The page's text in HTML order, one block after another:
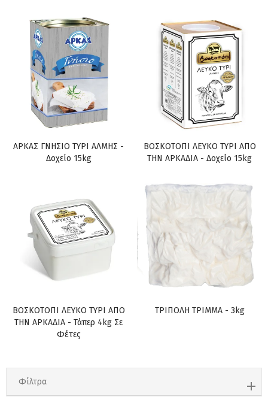
ΑΡΚΑΣ ΓΝΗΣΙΟ ΤΥΡΙ ΑΛΜΗΣ -
Δοχείο 15kg
ΒΟΣΚΟΤΟΠΙ ΛΕΥΚΟ ΤΥΡΙ ΑΠΟ
ΤΗΝ ΑΡΚΑΔΙΑ - Δοχείο 15kg
ΒΟΣΚΟΤΟΠΙ ΛΕΥΚΟ ΤΥΡΙ ΑΠΟ
ΤΗΝ ΑΡΚΑΔΙΑ - Τάπερ 4kg Σε
Φέτες
ΤΡΙΠΟΛΗ ΤΡΙΜΜΑ - 3kg
Φίλτρα